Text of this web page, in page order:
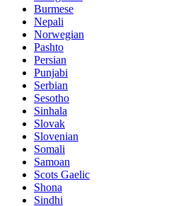
Burmese
Nepali
Norwegian
Pashto
Persian
Punjabi
Serbian
Sesotho
Sinhala
Slovak
Slovenian
Somali
Samoan
Scots Gaelic
Shona
Sindhi